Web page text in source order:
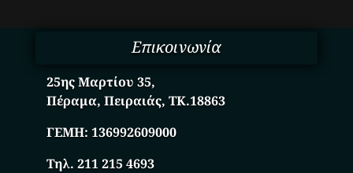
Επικοινωνία
25ης Μαρτίου 35,
Πέραμα, Πειραιάς, ΤΚ.18863
ΓΕΜΗ:136992609000
Τηλ. 211 215 4693